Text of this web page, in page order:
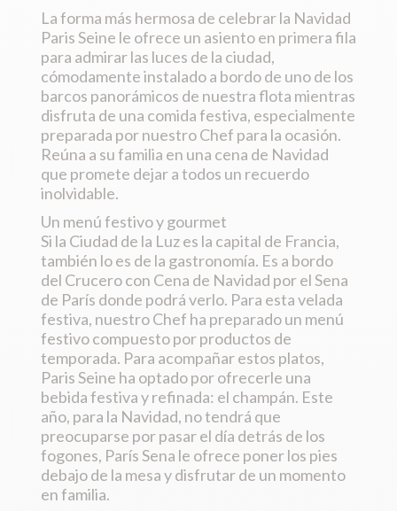
La forma más hermosa de celebrar la Navidad
Paris Seine le ofrece un asiento en primera fila
para admirar las luces de la ciudad,
cómodamente instalado a bordo de uno de los
barcos panorámicos de nuestra flota mientras
disfruta de una comida festiva, especialmente
preparada por nuestro Chef para la ocasión.
Reúna a su familia en una cena de Navidad
que promete dejar a todos un recuerdo
inolvidable.
Un menú festivo y gourmet
Si la Ciudad de la Luz es la capital de Francia,
también lo es de la gastronomía. Es a bordo
del Crucero con Cena de Navidad por el Sena
de París donde podrá verlo. Para esta velada
festiva, nuestro Chef ha preparado un menú
festivo compuesto por productos de
temporada. Para acompañar estos platos,
Paris Seine ha optado por ofrecerle una
bebida festiva y refinada: el champán. Este
año, para la Navidad, no tendrá que
preocuparse por pasar el día detrás de los
fogones, París Sena le ofrece poner los pies
debajo de la mesa y disfrutar de un momento
en familia.